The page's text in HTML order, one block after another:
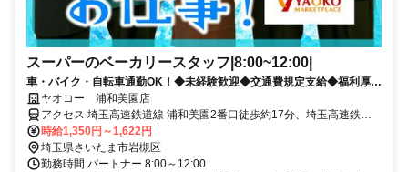
スーパーのベーカリースタッフ|8:00~12:00|
車・バイク・自転車通勤OK！◆未経験歓迎◆交通費規定支給◆福利厚生
充実ヤオコー 浦和美園店
アクセス 埼玉高速鉄道線 浦和美園2番口徒歩約17分、埼玉高速鉄道
線 東川口3番口徒歩約48分、ＪＲ武蔵野線 東川口3番口徒歩約48分 ●
浦和美園駅から徒歩19分 ●東川口駅から車12分、電車23分 ●岩槻駅か
ら車20分、バス29分 ●北越谷駅から車15分 ●東浦和駅から車19分、
時給1,350円～1,622円
埼玉県さいたま市岩槻区
勤務時間 パートナー 8:00～12:00